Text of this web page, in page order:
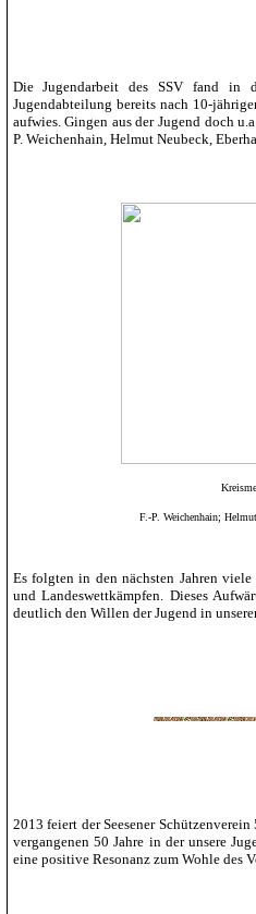
Die Jugendarbeit des SSV fand in
Jugendabteilung bereits nach 10-
aufwies. Gingen aus der Jugend doch
P. Weichenhain, Helmut Neubeck,
F.-P. Weichenhain;
Es folgten in den nächsten Jahren
und Landeswettkämpfen. Dieses
deutlich den Willen der Jugend in
2013 feiert der Seesener
vergangenen 50 Jahre in der unsere
eine positive Resonanz zum Wohle des